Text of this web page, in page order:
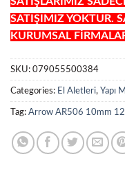
SATIŞIMIZ YOKTUR.
KURUMSAL
SKU: 079055500384
Categories: El Aletleri, Yapı
Tag: Arrow AR506 10mm